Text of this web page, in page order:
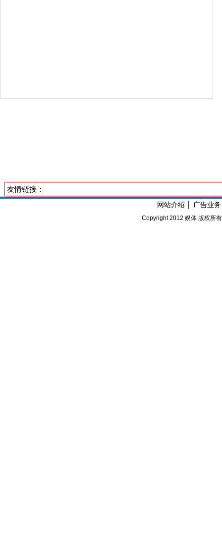
友情链接：
网站介绍 广告业务
Copyright 2012 娱体 版权所